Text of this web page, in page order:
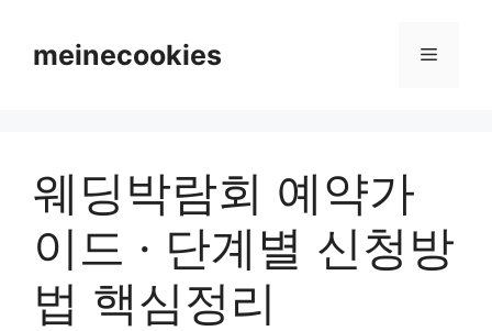
meinecookies 메
웨딩박람회 예약가
이드 · 단계별 신청방
법 핵심정리